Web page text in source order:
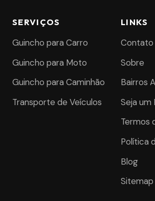
SERVIÇOS
Guincho para Carro
Guincho para Moto
Guincho para Caminhão
Transporte de Veículos
LINKS
Contato
Sobre
Bairros
Seja um
Termos
Política
Blog
Sitemap